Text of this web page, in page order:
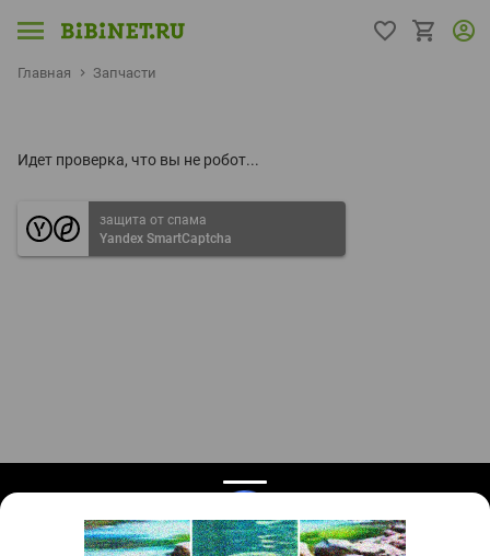
Главная Запчасти
Идет проверка, что вы не робот...
защита от спама
Yandex SmartCaptcha